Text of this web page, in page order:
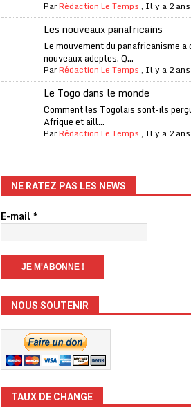
A LA UNE
A LA UNE
ParRédaction Le Temps , Il y a 2 ans
Les nouveaux panafricains
Le mouvement du panafricanisme a
nouveaux adeptes. Q...
ParRédaction Le Temps , Il y a 2 ans
Le Togo dans le monde
Comment les Togolais sont-ils
Afrique et aill...
ParRédaction Le Temps , Il y a 2 ans
NE RATEZ PAS LES NEWS
E-mail*
NOUS SOUTENIR
TAUX DE CHANGE